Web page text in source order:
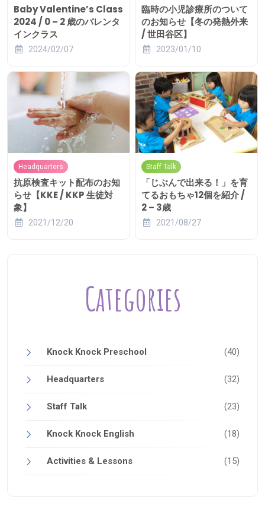
Baby Valentine’s Class
2024 / 0 – 2 歳のバレンタ
インクラス
2024/02/07
臨時の小児診療所のついて
のお知らせ【冬の発熱外来
/ 世田谷区】
2023/01/10
Headquarters
抗原検査キット配布のお知
らせ【KKE / KKP 生徒対
象】
2021/12/20
Staff Talk
「じぶんで出来る！」を育
てるおもちゃ12個を紹介 /
2 – 3歳
2021/08/27
Categories
Knock Knock Preschool (40)
Headquarters (32)
Staff Talk (23)
Knock Knock English (18)
Activities & Lessons (15)